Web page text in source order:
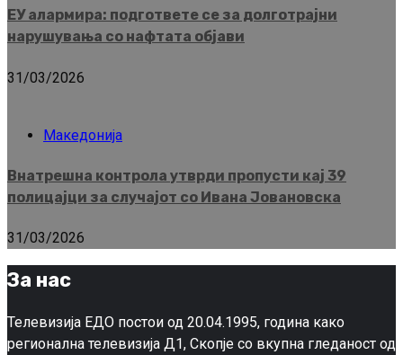
ЕУ алармира: подгответе се за долготрајни
нарушувања со нафтата објави
31/03/2026
Македонија
Внатрешна контрола утврди пропусти кај 39
полицајци за случајот со Ивана Јовановска
31/03/2026
За нас
Телевизија ЕДО постои од 20.04.1995, година како
регионална телевизија Д1, Скопје со вкупна гледаност од